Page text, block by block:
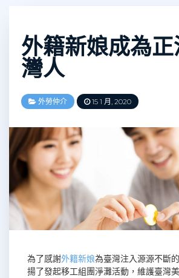
外籍新娘成為
灣人
外勞仲介 15 1 月, 2020
為了感謝外籍新娘為臺灣注入源源不斷
揚了發起移工組團淨灘活動，維護臺灣